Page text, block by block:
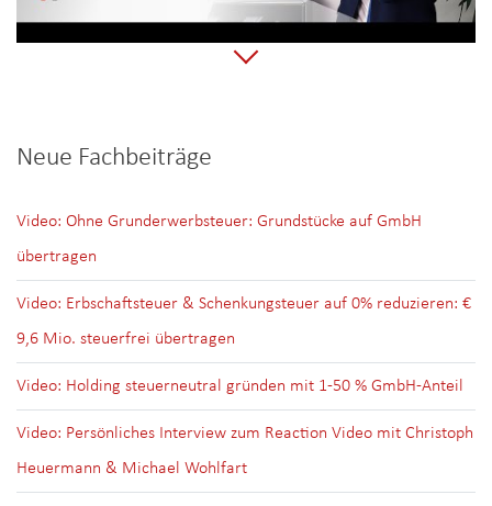
Neue Fachbeiträge
Video: Ohne Grunderwerbsteuer: Grundstücke auf GmbH
übertragen
Video: Erbschaftsteuer & Schenkungsteuer auf 0% reduzieren: €
9,6 Mio. steuerfrei übertragen
Video: Holding steuerneutral gründen mit 1-50 % GmbH-Anteil
Video: Persönliches Interview zum Reaction Video mit Christoph
Heuermann & Michael Wohlfart